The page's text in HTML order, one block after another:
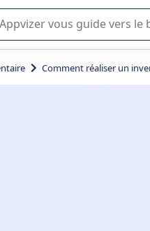
dans l'utilisation ou la
Comment réaliser un